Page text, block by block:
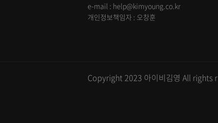
e-mail : help@kimyoung.co.kr
개인정보책임자 : 오창훈
Copyright 2023 아이비김영 All rights